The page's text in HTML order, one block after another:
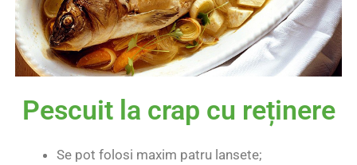
Pescuit la crap cu reținere
Se pot folosi maxim patru lansete;